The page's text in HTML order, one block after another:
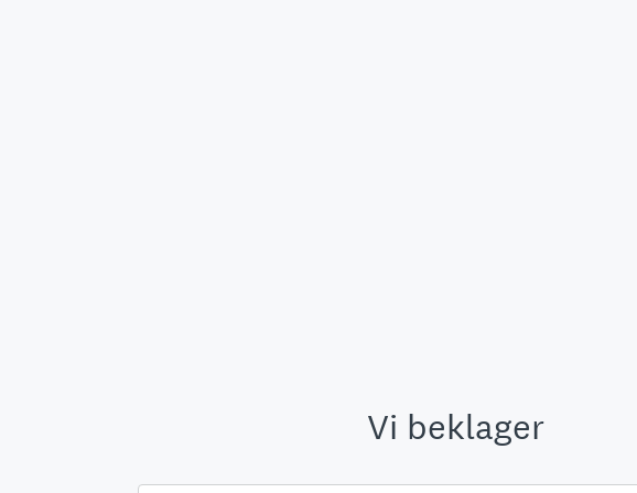
Vi beklager